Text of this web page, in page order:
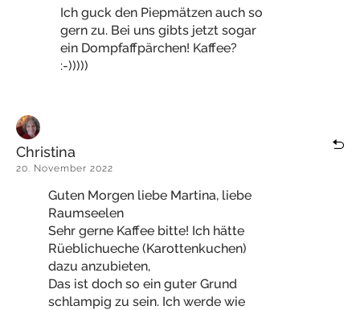
Ich guck den Piepmätzen auch so
gern zu. Bei uns gibts jetzt sogar
ein Dompfaffpärchen! Kaffee?
:-)))))
Christina
20. November 2022
Guten Morgen liebe Martina, liebe
Raumseelen
Sehr gerne Kaffee bitte! Ich hätte
Rüeblichueche (Karottenkuchen)
dazu anzubieten,
Das ist doch so ein guter Grund
schlampig zu sein. Ich werde wie